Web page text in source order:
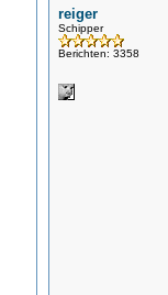
reiger
Schipper
Berichten: 3358